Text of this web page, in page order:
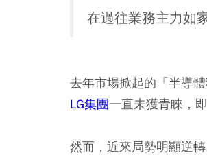
在過往業務主力如
去年市場掀起的「半導
LG集團一直未獲青睞，
然而，近來局勢明顯逆